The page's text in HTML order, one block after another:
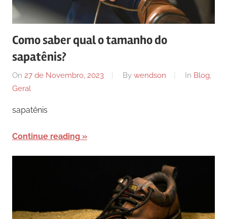
Como saber qual o tamanho do
sapatênis?
On 27 de Novembro, 2023 By wendson In Blog,
Geral
sapatênis
Continue reading